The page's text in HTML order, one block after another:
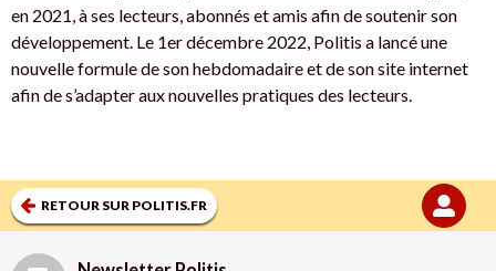
en 2021, à ses lecteurs, abonnés et amis afin de soutenir son
développement. Le 1er décembre 2022, Politis a lancé une
nouvelle formule de son hebdomadaire et de son site internet
afin de s’adapter aux nouvelles pratiques des lecteurs.
RETOUR SUR POLITIS.FR